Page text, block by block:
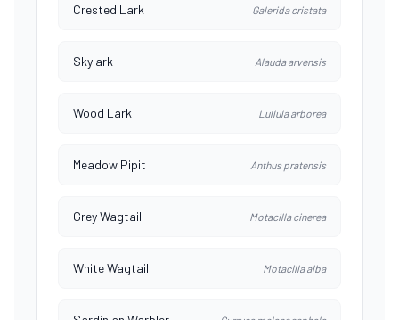
Crested Lark Galerida cristata
Skylark Alauda arvensis
Wood Lark Lullula arborea
Meadow Pipit Anthus pratensis
Grey Wagtail Motacilla cinerea
White Wagtail Motacilla alba